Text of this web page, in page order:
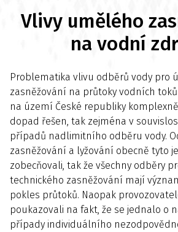
Vlivy umělého
na vodní
Problematika vlivu odběrů vody pro
zasněžování na průtoky vodních
na území České republiky
dopad řešen, tak zejména v
případů nadlimitního odběru vody.
zasněžování a lyžování obecně tyto
zobecňovali, tak že všechny odběry
technického zasněžování mají
pokles průtoků. Naopak
poukazovali na fakt, že se jednalo o
případy individuálního